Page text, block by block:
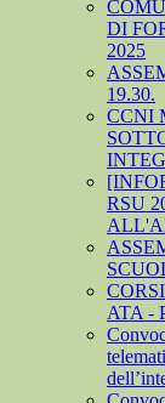
DI
2025
19.30.
CCNI
RSU
ATA -